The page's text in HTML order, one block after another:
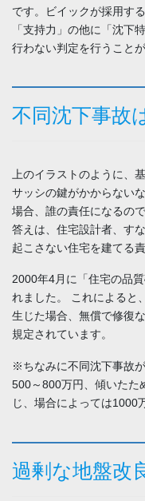
です。ビイックが採用す
「⽀持⼒」の他に「沈下
⾏わない判定を⾏うことが
不同沈下事故
上のイラストのように、
サッシの鍵がかからない
場合、誰の責任になるの
答えは、住宅設計者、す
起こさない住宅を建てる
2000年4月に「住宅の品
れました。 これによると
生じた場合、無償で修復
規定されています。
※ちなみに不同沈下事故
500～800万円、傾いたた
じ、場合によっては1000
過剰な地盤改